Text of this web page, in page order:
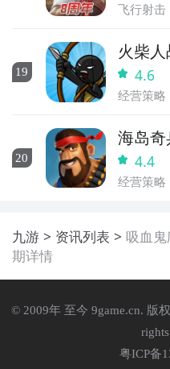
飞行射击
19
火柴
4.6
经营策略
20
海岛
具 4.4
经营策略
九游 资讯列表
吸血
期详情
© 2009年 至今 9game.cn. 版
粤ICP备